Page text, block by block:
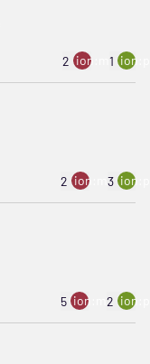
2 ion:minus
1
2 ion:minus
3
5 ion:minus
2